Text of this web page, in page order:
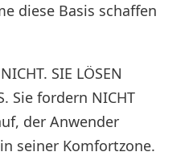
diese Basis schaffen
SIE LÖSEN
Sie fordern NICHT
der Anwender
seiner Komfortzone.